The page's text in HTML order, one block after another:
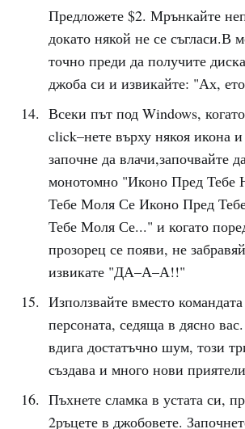
Предложете $2. Мрънкайте
докато някой не се съгласи.В
точно преди да получите
джоба си и извикайте: "Ах,
Всеки път под Windows,
click–нете върху някоя икона и
започне да влачи,започвайте
монотомно "Иконо Пред Тебе
Тебе Моля Се Иконо Пред
Тебе Моля Се..." и когато
прозорец се появи, не
извикате "ДА–А–А!!"
Използвайте вместо
персоната, седяща в дясно
вдига достатъчно шум, този
създава и много нови
Пъхнете сламка в устата си,
2ръцете в джобовете.